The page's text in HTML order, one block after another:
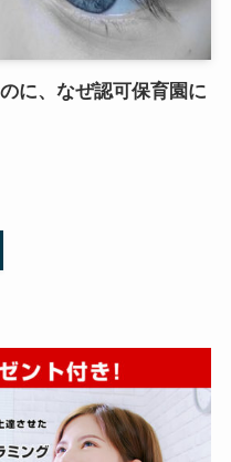
に、なぜ認可保育園に